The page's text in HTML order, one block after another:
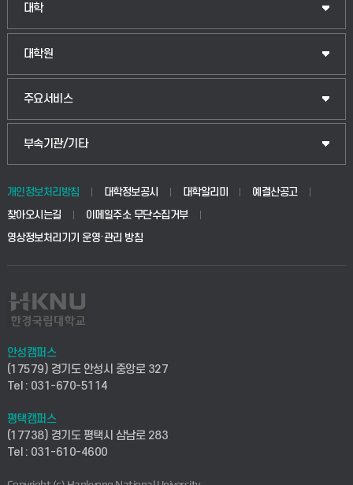
대학
인문융합공공인재학부
법경영학부
생명공학부
사회안전시스템공학부
컴퓨터응용수학부
ICT로봇기계공학부
전자전기공학부
대학원
일반대학원
산업대학원
공공정책대학원
교육대학원
주요서비스
입학안내
웹메일
학사시스템(전문학사 및 전공심화)
사이버캠퍼스(전문학사 및 전공심화)
시설바로처리서비스
연구실안전관리시스템
산학연구관리시스템
부속기관/기타
중앙도서관
학생생활관(안성)
산학협력단
취업지원센터
창업지원센터
현장실습지원센터
개인정보처리방침 대학정보공시 대학알리미
예결산공고
찾아오시는길
이메일주소 무단수집거부
영상정보처리기기 운영·관리 방침
안성캠퍼스
(17579) 경기도 안성시 중앙로 327
Tel : 031-670-5114
평택캠퍼스
(17738) 경기도 평택시 삼남로 283
Tel : 031-610-4600